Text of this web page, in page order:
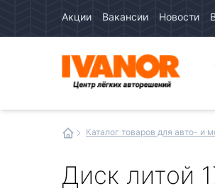
Акции Вакансии Новости
Каталог товаров для авто- и
Диск литой